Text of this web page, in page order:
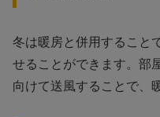
冬は暖房と併用すること
せることができます。部
向けて送風することで、